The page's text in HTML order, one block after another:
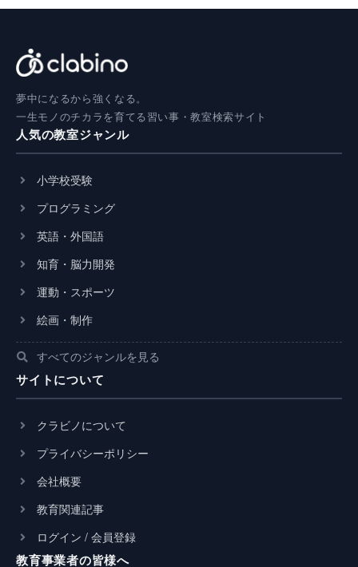
夢中になるから強くなる。
一生モノのチカラを育てる習い事・教室検索サイト
人気の教室ジャンル
小学校受験
プログラミング
英語・外国語
知育・脳力開発
運動・スポーツ
絵画・制作
すべてのジャンルを見る
サイトについて
クラビノについて
プライバシーポリシー
会社概要
教育関連記事
ログイン / 会員登録
教育事業者の皆様へ